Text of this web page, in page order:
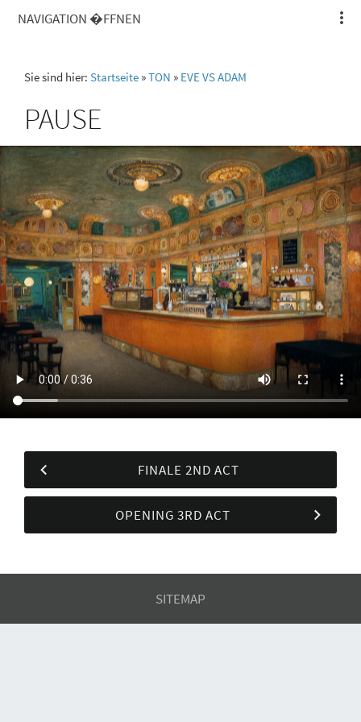
NAVIGATION �FFNEN
Sie sind hier: Startseite »TON » EVE VS ADAM
PAUSE
FINALE 2ND ACT
OPENING 3RD ACT
SITEMAP